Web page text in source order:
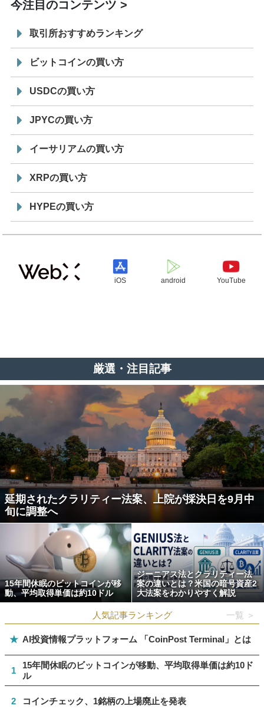
今注目のコンテンツ
取引所おすすめランキング
ビットコインの買い方
USDCの買い方
JPYCの買い方
イーサリアムの買い方
XRPの買い方
HYPEの買い方
iOS android YouTube
厳選・注目記事
延期されたクラリティー法案、上院が採決日を9月中
旬に調整へ
15年間休眠のビットコインが移
動、平均取得単価は約10ドル
ジーニアス法とクラリティー法
案の違いとは？米国の暗号資産2
大法案をわかりやすく解説
人気記事ランキング 一覧 ＞
★ AI投資情報プラットフォーム 「CoinPost Terminal」とは
1
15年間休眠のビットコインが移動、平均取得単価は約10ド
ル
2 コインチェック、1銘柄の上場廃止を発表